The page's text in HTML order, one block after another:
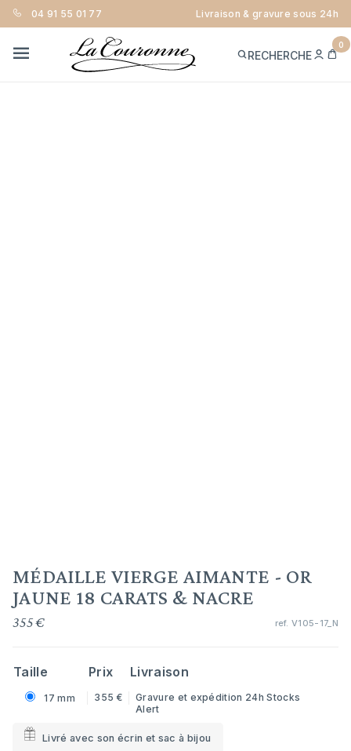
04 91 55 01 77 Livraison & gravure sous 24h
RECHERCHE
ME
0
MÉDAILLE VIERGE AIMANTE - OR
JAUNE 18 CARATS & NACRE
355 € ref. V105-17_N
Taille Prix Livraison
17 mm 355 € Gravure et expédition 24hStocks
Alert
Livré avec son écrin et sac à bijou